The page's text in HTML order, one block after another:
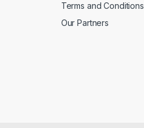
Terms and Conditions
Our Partners